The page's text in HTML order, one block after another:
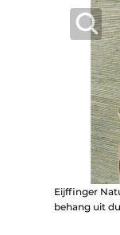
Eijffinger
behang uit